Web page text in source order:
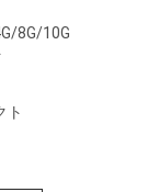
8G/10G
ト